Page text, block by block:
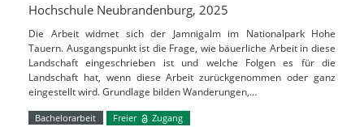
Hochschule Neubrandenburg, 2025
Die Arbeit widmet sich der Jamnigalm im Nationalpark Hohe
Tauern. Ausgangspunkt ist die Frage, wie bäuerliche Arbeit in diese
Landschaft eingeschrieben ist und welche Folgen es für die
Landschaft hat, wenn diese Arbeit zurückgenommen oder ganz
eingestellt wird. Grundlage bilden Wanderungen,…
Bachelorarbeit Freier Zugang